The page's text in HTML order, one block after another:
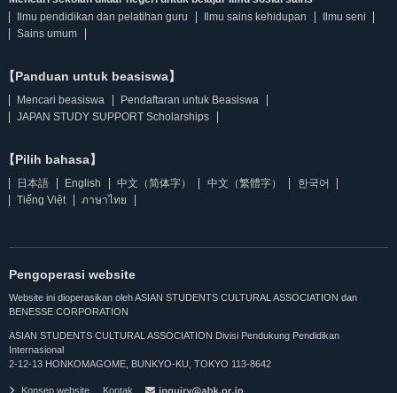
Ilmu pendidikan dan pelatihan guru
Ilmu sains kehidupan
Ilmu seni
Sains umum
【Panduan untuk beasiswa】
Mencari beasiswa
Pendaftaran untuk Beasiswa
JAPAN STUDY SUPPORT Scholarships
【Pilih bahasa】
日本語 English 中文（简体字） 中文（繁體字）
한국어
Tiếng Việt
ภาษาไทย
Pengoperasi website
Website ini dioperasikan oleh ASIAN STUDENTS CULTURAL ASSOCIATION dan
BENESSE CORPORATION
ASIAN STUDENTS CULTURAL ASSOCIATION Divisi Pendukung Pendidikan
Internasional
2-12-13 HONKOMAGOME, BUNKYO-KU, TOKYO 113-8642
Konsep website Kontak